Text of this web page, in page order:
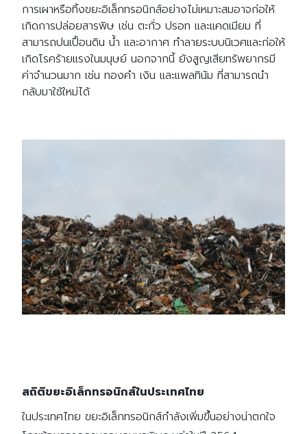
การเผาหรือทิ้งขยะอิเล็กทรอนิกส์อย่างไม่เหมาะสมอาจก่อให้
เกิดการปล่อยสารพิษ เช่น ตะกั่ว ปรอท และแคดเมียม ที่
สามารถปนเปื้อนดิน น้ำ และอากาศ ทำลายระบบนิเวศและก่อให้
เกิดโรคร้ายแรงในมนุษย์ นอกจากนี้ ยังสูญเสียทรัพยากรมี
ค่าจำนวนมาก เช่น ทองคำ เงิน และแพลทินัม ที่สามารถนำ
กลับมาใช้ใหม่ได้
สถิติขยะอิเล็กทรอนิกส์ในประเทศไทย
ในประเทศไทย ขยะอิเล็กทรอนิกส์กำลังเพิ่มขึ้นอย่างน่าตกใจ